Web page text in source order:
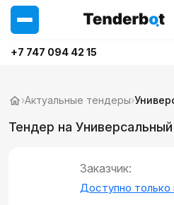
+7 747 094 42 15
›Актуальные тендеры›
Тендер на
Заказчик:
Доступно только